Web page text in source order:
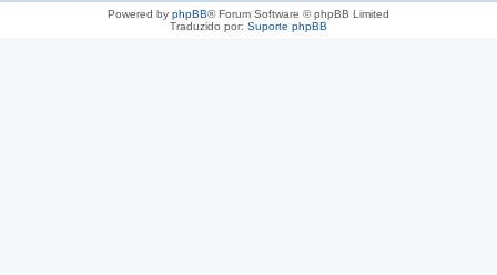
Powered by phpBB® Forum Software © phpBB Limited
Traduzido por: Suporte phpBB